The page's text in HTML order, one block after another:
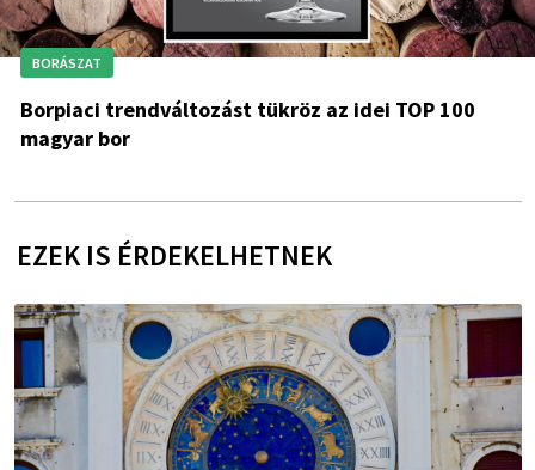
BORÁSZAT
Borpiaci trendváltozást tükröz az idei TOP 100
magyar bor
EZEK IS ÉRDEKELHETNEK